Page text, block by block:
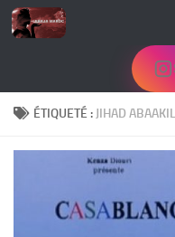
Skip to content
ÉTIQUETÉ : JIHAD ABAAKIL